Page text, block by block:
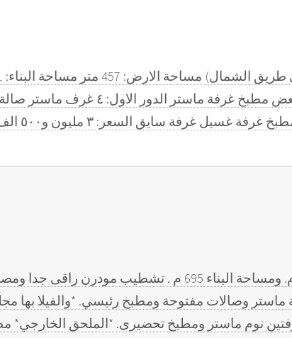
غرفة سايق السعر: ٣ مليون و٥٠٠ الف لتواصل 50667219
فيلا فى الدحيل بالقرب من الريفيرا مساحة 613 م. ومساحة البناء 695 م .
الأرضي* : مطلوب 5,750,000 غرفة ماستر وصالات مفتوحة ومطبخ رئيسي.